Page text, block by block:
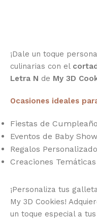
¡Dale un toque
culinarias con el
Letra N de My 3D
Ocasiones ideales
Fiestas de
Eventos de Baby
Regalos
Creaciones
¡Personaliza tus
My 3D Cookies!
un toque especial a